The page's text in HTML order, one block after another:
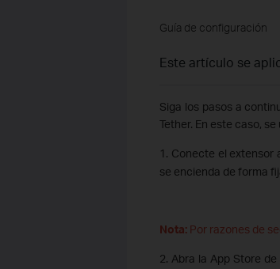
Guía de configuración
Este artículo se
Siga los pasos a
Tether. En este caso,
1. Conecte el extensor
se encienda de forma
Nota:Por razones de
2. Abra la App Store